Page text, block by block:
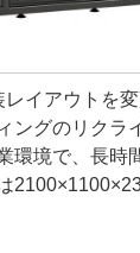
イアウトを
ングのリクラ
環境で、長時